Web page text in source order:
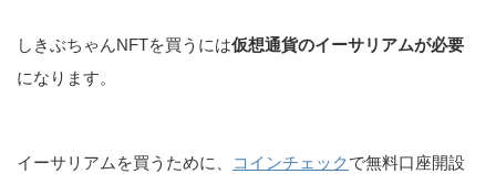
しきぶちゃんNFTを買うには仮想通貨のイーサリアムが必要
になります。
イーサリアムを買うために、 コインチェックで無料口座開設